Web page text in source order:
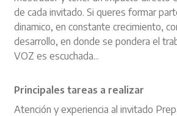
de cada invitado. Si queres formar
dinamico, en constante crecimiento,
desarrollo, en donde se pondera el
VOZ es escuchada...
Principales tareas a realizar
Atención y experiencia al invitado